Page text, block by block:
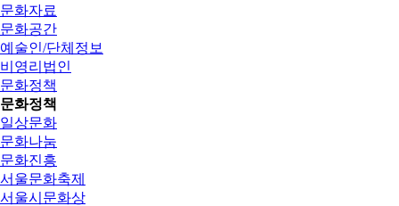
문화자료
문화공간
예술인/단체정보
비영리법인
문화정책
문화정책
일상문화
문화나눔
문화진흥
서울문화축제
서울시문화상